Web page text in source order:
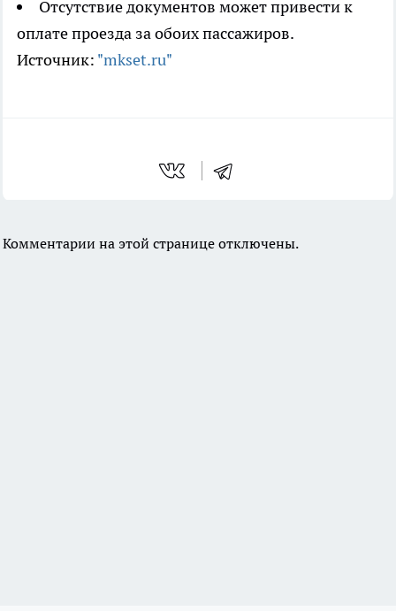
Отсутствие документов может привести к
оплате проезда за обоих пассажиров.
Источник: "mkset.ru"
Комментарии на этой странице отключены.